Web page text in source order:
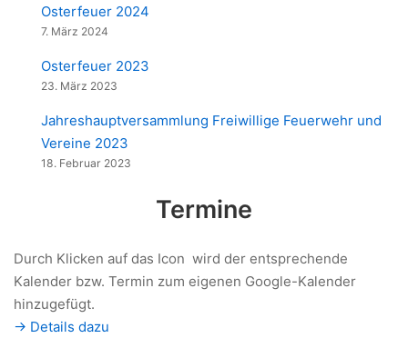
Osterfeuer 2024
7. März 2024
Osterfeuer 2023
23. März 2023
Jahreshauptversammlung Freiwillige Feuerwehr und
Vereine 2023
18. Februar 2023
Termine
Durch Klicken auf das Icon wird der entsprechende
Kalender bzw. Termin zum eigenen Google-Kalender
hinzugefügt.
-> Details dazu